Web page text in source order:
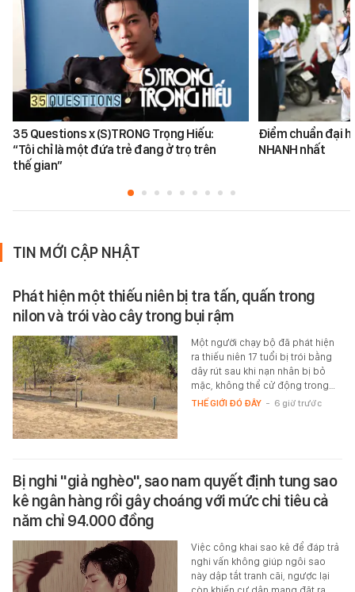
35 Questions x (S)TRONG Trọng Hiếu:
“Tôi chỉ là một đứa trẻ đang ở trọ trên
thế gian”
Điểm chuẩn đại
NHANH nhất
TIN MỚI CẬP NHẬT
Phát hiện một thiếu niên bị tra tấn, quấn trong
nilon và trói vào cây trong bụi rậm
Một người chạy bộ đã phát hiện
ra thiếu niên 17 tuổi bị trói bằng
dây rút sau khi nạn nhân bị bỏ
mặc, không thể cử động trong…
THẾ GIỚI ĐÓ ĐÂY - 6 giờ trước
Bị nghi "giả nghèo", sao nam quyết định tung sao
kê ngân hàng rồi gây choáng với mức chi tiêu cả
năm chỉ 94.000 đồng
Việc công khai sao kê để đáp trả
nghi vấn không giúp ngôi sao
này dập tắt tranh cãi, ngược lại